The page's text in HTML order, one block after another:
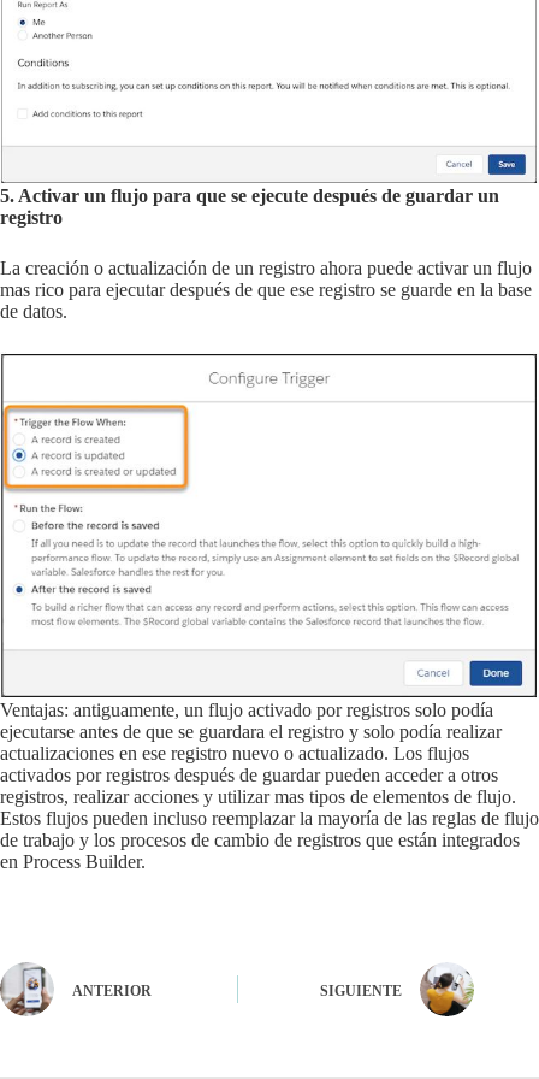
5. Activar un flujo para que se ejecute después de guardar un
registro
La creación o actualización de un registro ahora puede activar un flujo
mas rico para ejecutar después de que ese registro se guarde en la base
de datos.
Ventajas: antiguamente, un flujo activado por registros solo podía
ejecutarse antes de que se guardara el registro y solo podía realizar
actualizaciones en ese registro nuevo o actualizado. Los flujos
activados por registros después de guardar pueden acceder a otros
registros, realizar acciones y utilizar mas tipos de elementos de flujo.
Estos flujos pueden incluso reemplazar la mayoría de las reglas de flujo
de trabajo y los procesos de cambio de registros que están integrados
en Process Builder.
ANTERIOR SIGUIENTE